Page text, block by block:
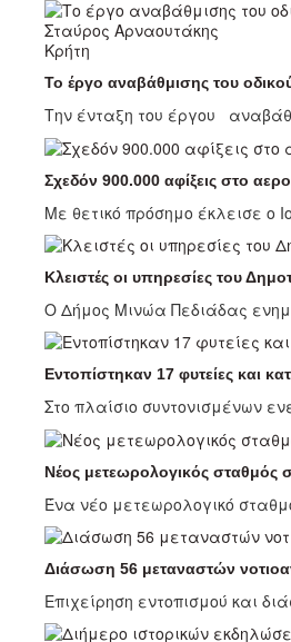
Κρήτη
Το έργο αναβάθμισης του
Την ένταξη του έργου
Σχεδόν 900.000 αφίξεις στο
Με θετικό πρόσημο έκλεισε ο
Κλειστές οι υπηρεσίες του
Ο Δήμος Μινώα Πεδιάδας
Εντοπίστηκαν 17 φυτείες και
Στο πλαίσιο συντονισμένων
Νέος μετεωρολογικός σταθμός
Ένα νέο μετεωρολογικό
Διάσωση 56 μεταναστών
Επιχείρηση εντοπισμού και